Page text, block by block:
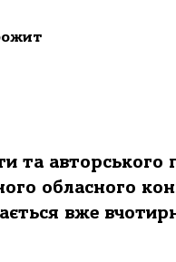
та
обласного
вже